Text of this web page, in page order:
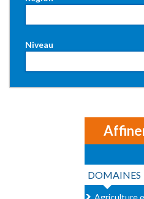
Niveau
DOMAINES
Agriculture